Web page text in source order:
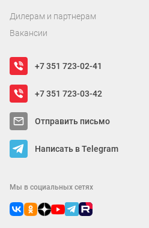
Дилерам и партнерам
Вакансии
+7 351 723-02-41
+7 351 723-03-42
Отправить письмо
Написать в Telegram
Мы в социальных сетях